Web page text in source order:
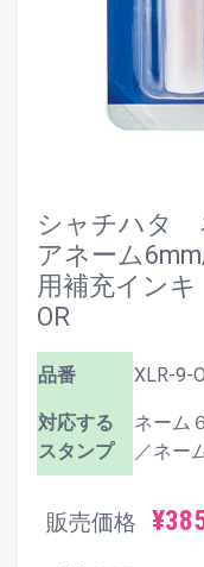
シャチハタ
アネーム
用補充イン
OR
品番 XLR-9-
対応する
スタンプ
ネーム
／ネー
販売価格